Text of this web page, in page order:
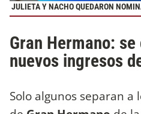
JULIETA Y NACHO QUEDARON
Gran Hermano:
nuevos ingresos
Solo algunos separan